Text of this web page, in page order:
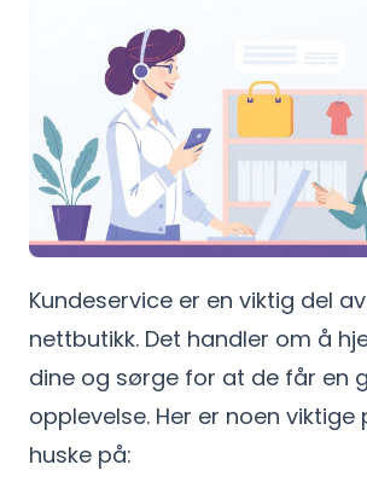
Kundeservice er en viktig del
nettbutikk. Det handler om å
dine og sørge for at de får en
opplevelse. Her er noen viktige
huske på: